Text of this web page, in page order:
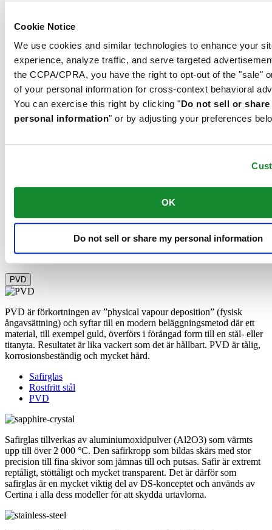
Cookie Notice
We use cookies and similar technologies to enhance your
experience, analyze traffic, and serve targeted
the CCPA/CPRA, you have the right to opt-out of the "sale"
of your personal information for cross-context behavioral
You can exercise this right by clicking "Do not sell or share
personal information" or by adjusting your preferences
OK
Do not sell or share my personal information
Material
Safirglas
Safirglas tillverkas av aluminiumoxidpulver (Al2O3) som värmts
upp till över 2 000 °C. Den safirkropp som bildas skärs med stor
precision till fina skivor som jämnas till och putsas. Safir är extremt
Det rostfria stålet 316L som Certina använder till bland annat sina
boetter, armband och spännen är extremt tåligt och
korrosionsbeständigt. Det innehåller endast en ytterst liten mängd
nickel, som inte frigörs vid användning och som därför inte
framkallar några nickelallergier.
PVD
PVD är förkortningen av ”physical vapour deposition” (fysisk
ångavsättning) och syftar till en modern beläggningsmetod där ett
material, till exempel guld, överförs i förångad form till en stål- eller
titanyta. Resultatet är lika vackert som det är hållbart. PVD är tålig,
korrosionsbeständig och mycket hård.
Safirglas
Rostfritt stål
PVD
Safirglas tillverkas av aluminiumoxidpulver (Al2O3) som värmts
upp till över 2 000 °C. Den safirkropp som bildas skärs med stor
precision till fina skivor som jämnas till och putsas. Safir är extremt
reptåligt, stöttåligt och mycket transparent. Det är därför som
safirglas är en mycket viktig del av DS-konceptet och används av
Certina i alla dess modeller för att skydda urtavlorna.